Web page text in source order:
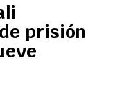
prisión